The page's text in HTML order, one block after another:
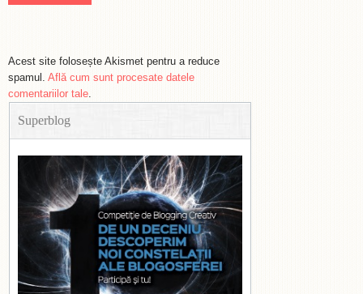
Acest site folosește Akismet pentru a reduce
spamul. Află cum sunt procesate datele
comentariilor tale.
Superblog